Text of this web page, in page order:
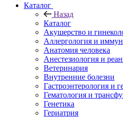
Каталог
Назад
Каталог
Акушерство и
Аллергология и
Анатомия человека
Анестезиология и
Ветеринария
Внутренние болезни
Гастроэнтерология и
Гематология и
Генетика
Гериатрия